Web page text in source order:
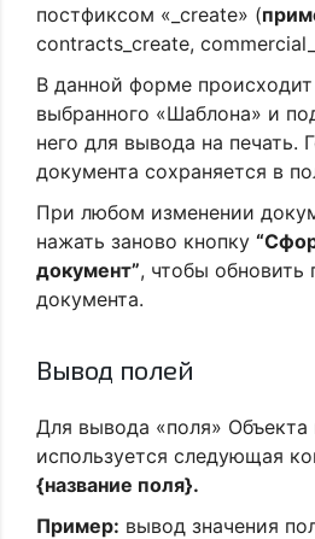
постфиксом «_create» (
contracts_create,
В данной форме происходит
выбранного «Шаблона» и
него для вывода на печать.
документа сохраняется в
При любом изменении
нажать заново кнопку
документ”, чтобы обновить
документа.
Вывод полей
Для вывода «поля» Объекта
используется следующая
{название поля}.
Пример: вывод значения